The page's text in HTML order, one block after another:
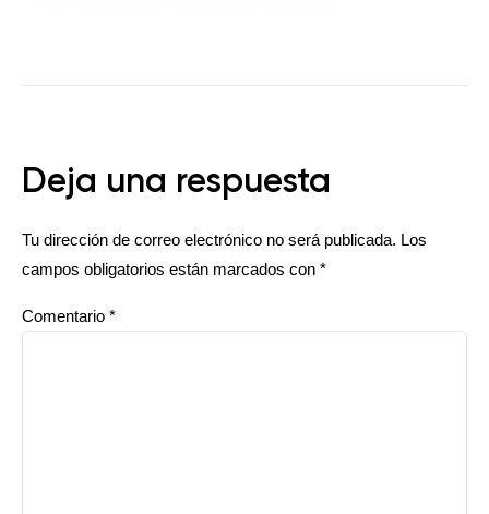
Deja una respuesta
Tu dirección de correo electrónico no será publicada. Los
campos obligatorios están marcados con *
Comentario *